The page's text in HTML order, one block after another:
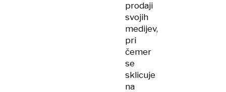
prodaji
svojih
medijev,
pri
čemer
se
sklicuje
na